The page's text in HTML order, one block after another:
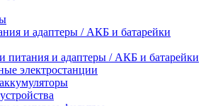
и адаптеры / АКБ и батарейки
питания и адаптеры / АКБ и батарейки
электростанции